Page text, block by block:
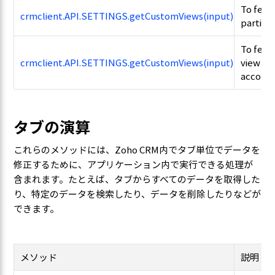
crmclient.API.SETTINGS.getCustomViews(input)
To
crmclient.API.SETTINGS.getCustomViews(input)
To
view of
タブの演算
これらのメソッドには、Zoho CRM内でタブ単位でデータを
修正するために、アプリケーション内で実行できる処理が
含まれます。たとえば、タブからすべてのデータを取得した
り、特定のデータを検索したり、データを削除したりなどが
できます。
メソッド 説明